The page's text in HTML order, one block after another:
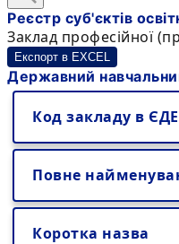
Реєстр суб'єктів
Заклад професійної
Експорт в EXCEL
Державний
Код закладу в
Повне
Коротка назва